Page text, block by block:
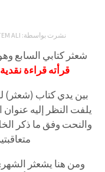
نشرت بواسطة: ALI
شعثر كتابي السابع
قرأته قراءة
بين يدي كتاب (شعثر)
يلفت النظر إليه
والنحت وفق ما ذكر
ومن هنا يشعثر